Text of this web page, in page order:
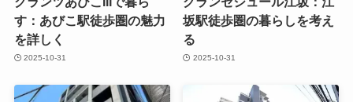
す：あびこ駅徒歩圏の魅力
を詳しく
2025-10-31
坂駅徒歩圏の暮らしを考え
る
2025-10-31